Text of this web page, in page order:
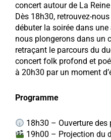
concert autour de La
Dès 18h30, retrouvez-
débuter la soirée dans
nous plongerons dans un
retraçant le parcours du
concert folk profond et
à 20h30 par un moment
Programme
18h30 – Ouverture
19h00 – Projection du